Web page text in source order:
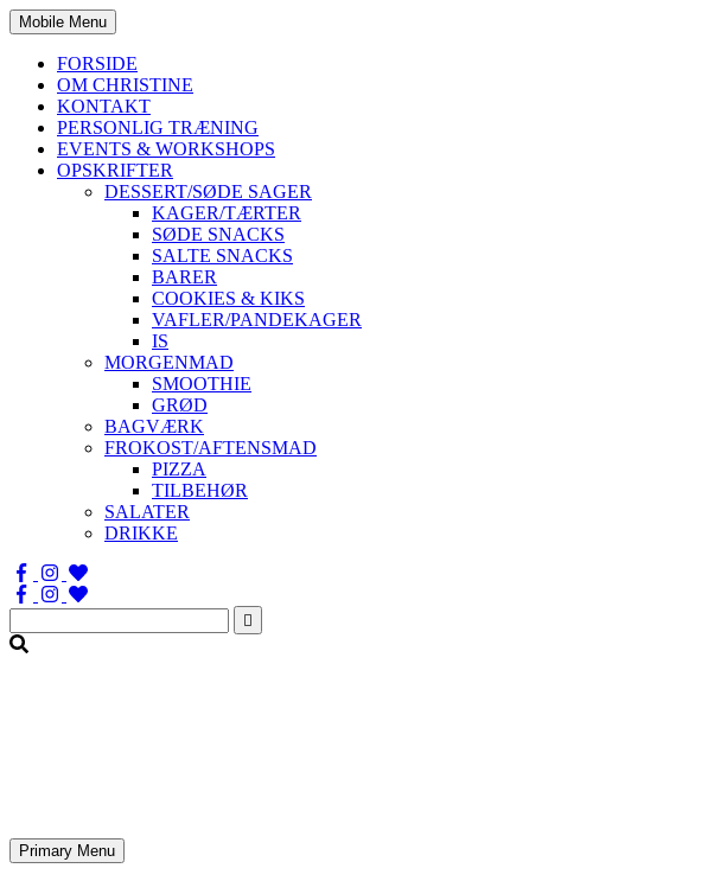
Mobile Menu
FORSIDE
OM CHRISTINE
KONTAKT
PERSONLIG TRÆNING
EVENTS & WORKSHOPS
OPSKRIFTER
DESSERT/SØDE SAGER
KAGER/TÆRTER
SØDE SNACKS
SALTE SNACKS
BARER
COOKIES & KIKS
VAFLER/PANDEKAGER
IS
MORGENMAD
SMOOTHIE
GRØD
BAGVÆRK
FROKOST/AFTENSMAD
PIZZA
TILBEHØR
SALATER
DRIKKE
Søg
efter:
Primary Menu